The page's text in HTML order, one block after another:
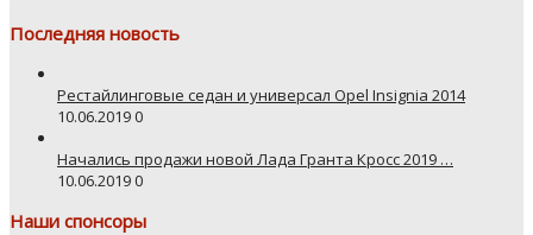
Последняя новость
Рестайлинговые седан и универсал Opel Insignia 2014
10.06.20190
Начались продажи новой Лада Гранта Кросс 2019 …
10.06.20190
Наши спонсоры